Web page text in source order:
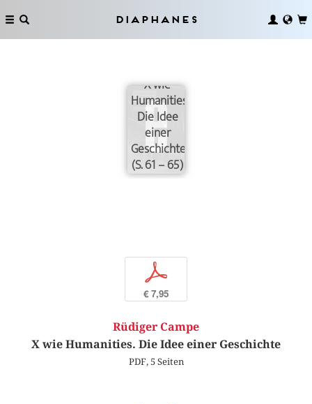
Diaphanes
X wie
Humanities.
Die Idee
einer
Geschichte
(S. 61 – 65)
p
€ 7,95
Rüdiger Campe
X wie Humanities. Die Idee einer Geschichte
PDF, 5 Seiten